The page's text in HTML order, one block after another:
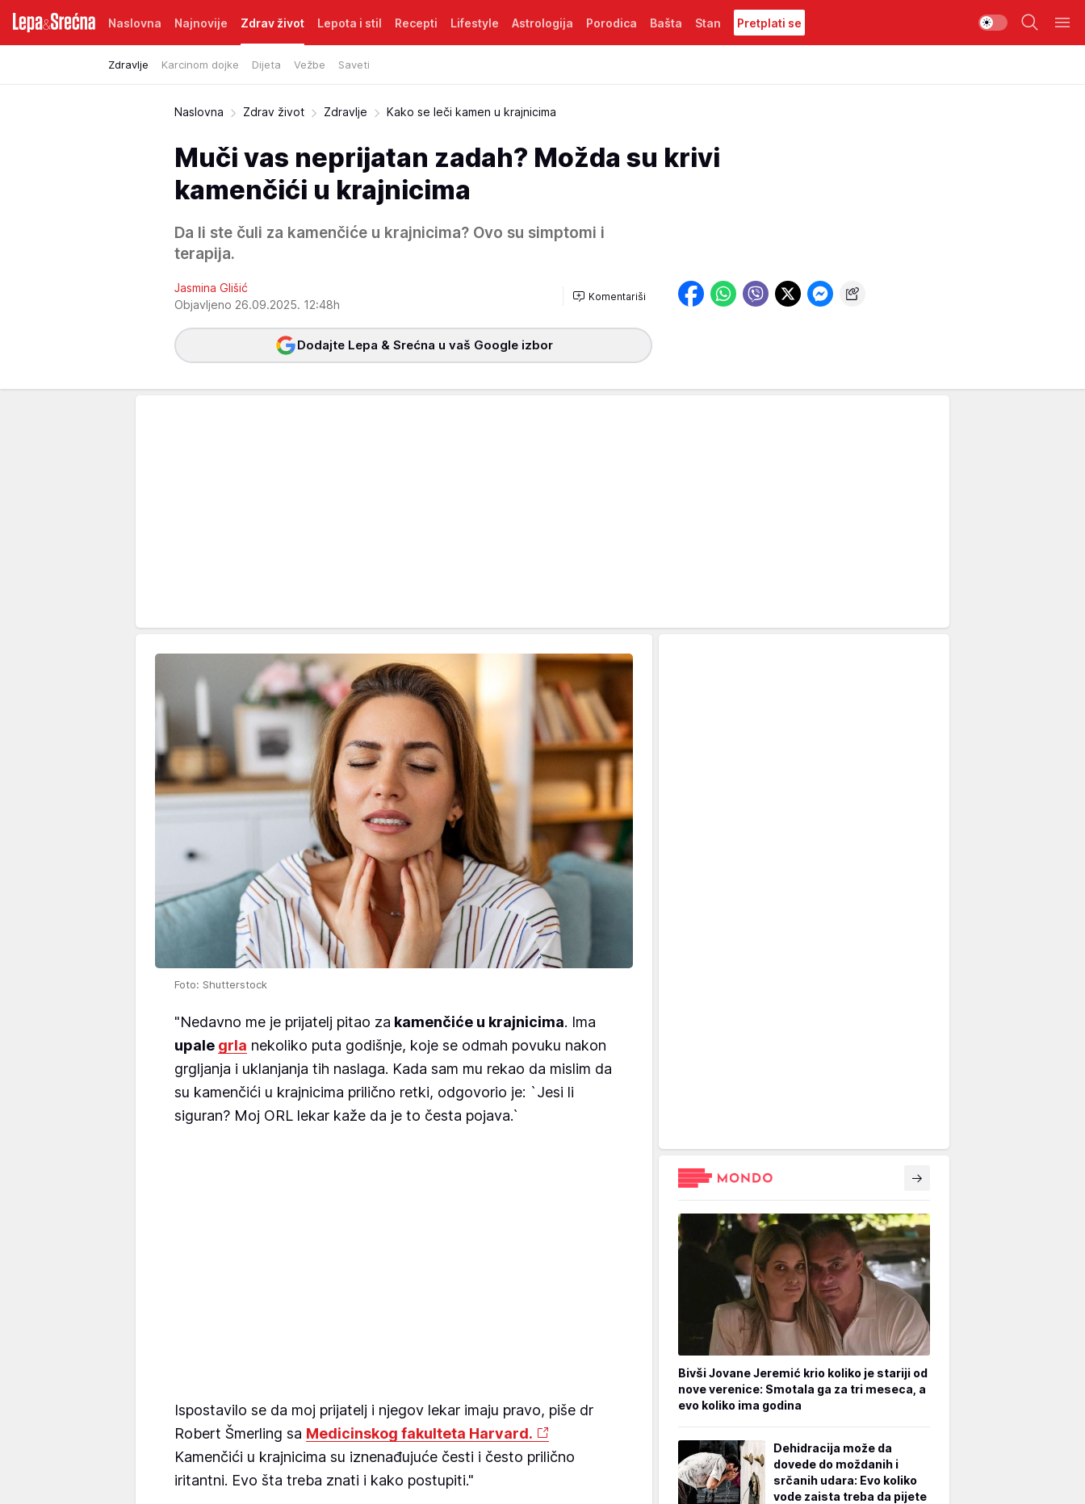
Naslovna Najnovije Zdrav život
Zdravlje Karcinom dojke Dijeta Vežbe Saveti
Lepota i stil Recepti Lifestyle Astrologija Porodica Bašta Stan Pretplati se
Naslovna Zdrav život Zdravlje Kako se leči kamen u krajnicima
Muči vas neprijatan zadah? Možda su krivi
kamenčići u krajnicima
Da li ste čuli za kamenčiće u krajnicima? Ovo su simptomi i
terapija.
Jasmina Glišić
Objavljeno 26.09.2025. 12:48h
Komentariši
Dodajte Lepa & Srećna u vaš Google izbor
Foto: Shutterstock
"Nedavno me je prijatelj pitao za kamenčiće u krajnicima. Ima
upale grla nekoliko puta godišnje, koje se odmah povuku nakon
grgljanja i uklanjanja tih naslaga. Kada sam mu rekao da mislim da
su kamenčići u krajnicima prilično retki, odgovorio je: `Jesi li
siguran? Moj ORL lekar kaže da je to česta pojava.`
Ispostavilo se da moj prijatelj i njegov lekar imaju pravo, piše dr
Robert Šmerling sa Medicinskog fakulteta Harvard.
Kamenčići u krajnicima su iznenađujuće česti i često prilično
iritantni. Evo šta treba znati i kako postupiti."
Bivši Jovane Jeremić krio koliko je stariji od
nove verenice: Smotala ga za tri meseca, a
evo koliko ima godina
Dehidracija može da
dovede do moždanih i
srčanih udara: Evo koliko
vode zaista treba da pijete